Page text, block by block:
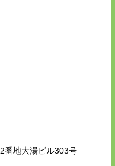
番地大湯ビル303号